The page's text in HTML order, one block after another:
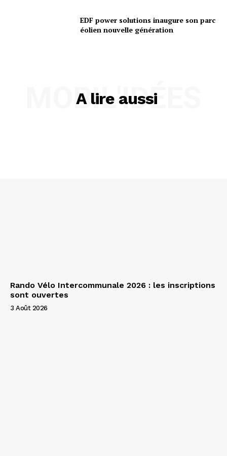
EDF power solutions inaugure son parc
éolien nouvelle génération
A lire aussi
MOBIL'IDÉES
Rando Vélo Intercommunale 2026 : les inscriptions
sont ouvertes
3 Août 2026